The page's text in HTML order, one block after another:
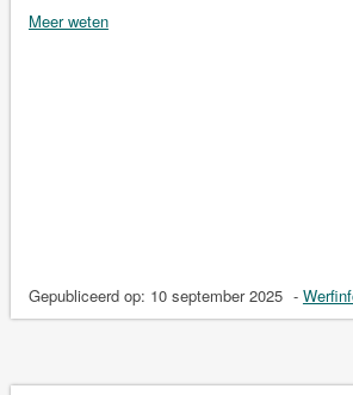
Meer weten
Gepubliceerd op: 10 september 2025 -